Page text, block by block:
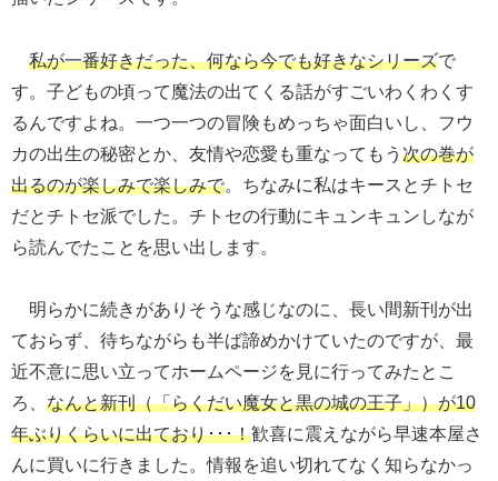
私が一番好きだった、何なら今でも好きなシリーズで
す。子どもの頃って魔法の出てくる話がすごいわくわくす
るんですよね。一つ一つの冒険もめっちゃ面白いし、フウ
カの出生の秘密とか、友情や恋愛も重なってもう 次の巻が
出るのが楽しみで楽しみで。ちなみに私はキースとチトセ
だとチトセ派でした。チトセの行動にキュンキュンしなが
ら読んでたことを思い出します。
明らかに続きがありそうな感じなのに、長い間新刊が出
ておらず、待ちながらも半ば諦めかけていたのですが、最
近不意に思い立ってホームページを見に行ってみたとこ
ろ、 なんと新刊（「らくだい魔女と黒の城の王子」）が10
年ぶりくらいに出ており･･･！歓喜に震えながら早速本屋さ
んに買いに行きました。情報を追い切れてなく知らなかっ